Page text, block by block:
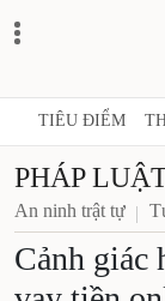
TIÊU ĐIỂM
PHÁP
An ninh trật tự
Cảnh giác